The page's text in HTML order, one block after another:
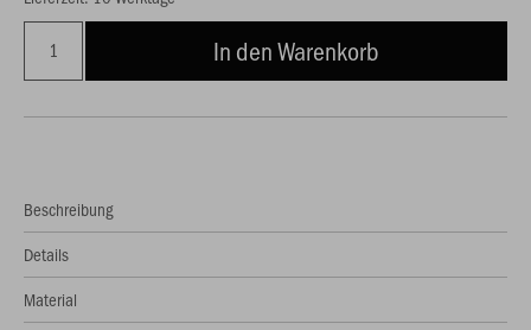
In den Warenkorb
Beschreibung
Details
Material